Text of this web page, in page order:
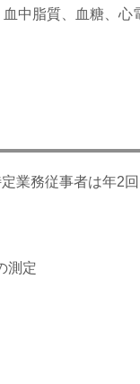
中脂質、血糖、
業務従事者は年2
測定